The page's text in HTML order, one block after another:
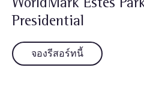
Presidential
จองรีสอร์ทนี้